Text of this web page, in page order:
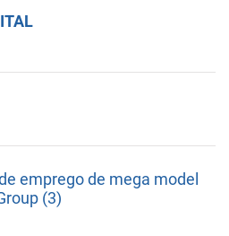
emprego de mega model
(3)